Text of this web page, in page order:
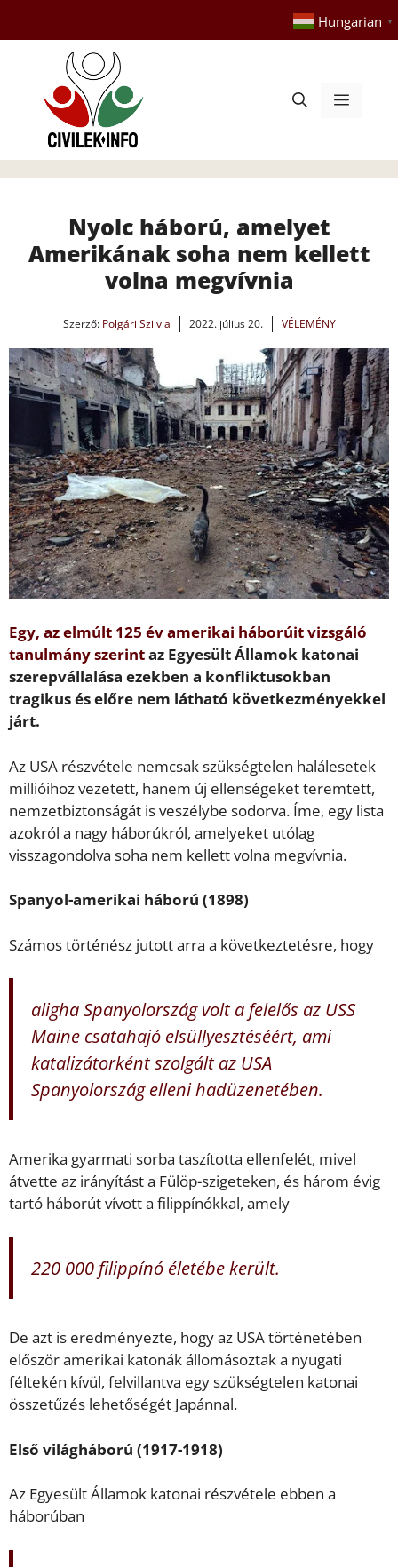
tartalomba
Hungarian ▼
Menü
Nyolc háború, amelyet
Amerikának soha nem kellett
volna megvívnia
Szerző: Polgári Szilvia 2022. július 20. VÉLEMÉNY
Egy, az elmúlt 125 év amerikai háborúit vizsgáló
tanulmány szerintaz Egyesült Államok katonai
szerepvállalása ezekben a konfliktusokban
tragikus és előre nem látható következményekkel
járt.
Az USA részvétele nemcsak szükségtelen halálesetek
millióihoz vezetett, hanem új ellenségeket teremtett,
nemzetbiztonságát is veszélybe sodorva. Íme, egy lista
azokról a nagy háborúkról, amelyeket utólag
visszagondolva soha nem kellett volna megvívnia.
Spanyol-amerikai háború (1898)
Számos történész jutott arra a következtetésre, hogy
aligha Spanyolország volt a felelős az USS
Maine csatahajó elsüllyesztéséért, ami
katalizátorként szolgált az USA
Spanyolország elleni hadüzenetében.
Amerika gyarmati sorba taszította ellenfelét, mivel
átvette az irányítást a Fülöp-szigeteken, és három évig
tartó háborút vívott a filippínókkal, amely
220 000 filippínó életébe került.
De azt is eredményezte, hogy az USA történetében
először amerikai katonák állomásoztak a nyugati
féltekén kívül, felvillantva egy szükségtelen katonai
összetűzés lehetőségét Japánnal.
Első világháború (1917-1918)
Az Egyesült Államok katonai részvétele ebben a
háborúban